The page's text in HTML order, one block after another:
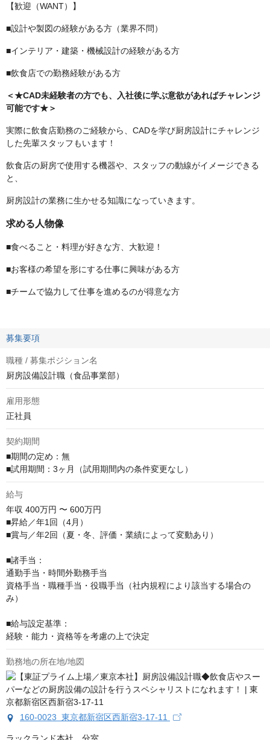
【歓迎（WANT）】
■設計や製図の経験がある方（業界不問）
■インテリア・建築・機械設計の経験がある方
■飲食店での勤務経験がある方
＜★CAD未経験者の方でも、入社後に学ぶ意欲があればチャレンジ
可能です★＞
実際に飲食店勤務のご経験から、CADを学び厨房設計にチャレンジ
した先輩スタッフもいます！
飲食店の厨房で使用する機器や、スタッフの動線がイメージできる
と、
厨房設計の業務に生かせる知識になっていきます。
求める人物像
■食べること・料理が好きな方、大歓迎！
■お客様の希望を形にする仕事に興味がある方
■チームで協力して仕事を進めるのが得意な方
募集要項
職種 / 募集ポジション名
厨房設備設計職（食品事業部）
雇用形態
正社員
契約期間
■期間の定め：無
■試用期間：3ヶ月（試用期間内の条件変更なし）
給与
年収 400万円 〜 600万円
■昇給／年1回（4月）
■賞与／年2回（夏・冬、評価・業績によって変動あり）
■諸手当：
通勤手当・時間外勤務手当
資格手当・職種手当・役職手当（社内規程により該当する場合の
み）
■給与設定基準：
経験・能力・資格等を考慮の上で決定
勤務地の所在地/地図
160-0023 東京都新宿区西新宿3-17-11